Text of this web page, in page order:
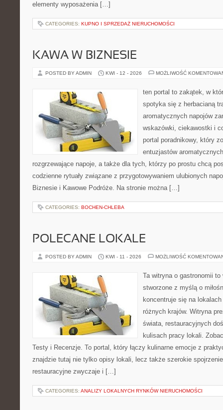
elementy wyposażenia […]
CATEGORIES: KUPNO I SPRZEDAŻ NIERUCHOMOŚCI
KAWA W BIZNESIE
POSTED BY ADMIN KWI - 12 - 2026 MOŻLIWOŚĆ
ten portal to zakątek, w
spotyka się z herbacianą
aromatycznych napojów
wskazówki, ciekawostki i
portal poradnikowy, który
entuzjastów
rozgrzewające napoje, a także dla tych, którzy po prostu chcą
codzienne rytuały związane z przygotowywaniem ulubionych
Biznesie i Kawowe Podróże. Na stronie można […]
CATEGORIES: BOCHEN-CHLEBA
POLECANE LOKALE
POSTED BY ADMIN KWI - 11 - 2026 MOŻLIWOŚĆ
Ta witryna o gastronomii
stworzone z myślą o
koncentruje się na
różnych krajów. Witryna
świata, restauracyjnych
kulisach pracy lokali.
Testy i Recenzje. To portal, który łączy kulinarne emocje z
znajdzie tutaj nie tylko opisy lokali, lecz także szerokie
restauracyjne zwyczaje i […]
CATEGORIES: ANALIZY LOKALNYCH RYNKÓW NIERUCHOMOŚCI